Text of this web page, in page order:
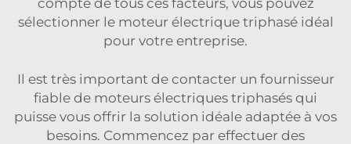
sélectionner le moteur électrique triphasé idéal
pour votre entreprise.
Il est très important de contacter un fournisseur
fiable de moteurs électriques triphasés qui
puisse vous offrir la solution idéale adaptée à vos
besoins. Commencez par effectuer des